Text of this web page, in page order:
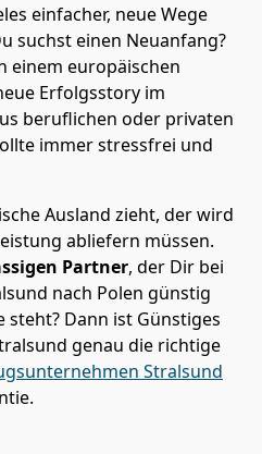
einfacher, neue Wege
suchst einen Neuanfang?
einem europäischen
Erfolgsstory im
beruflichen oder privaten
immer stressfrei und
Ausland zieht, der wird
abliefern müssen.
Partner, der Dir bei
nach Polen günstig
steht? Dann ist Günstiges
genau die richtige
Stralsund